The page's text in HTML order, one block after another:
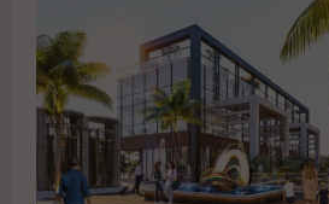
estate-expo-
a7%d8%aa-%d8%aa/" href="#">